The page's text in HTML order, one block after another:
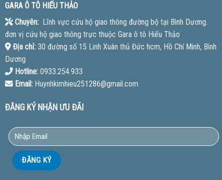
GARA Ô TÔ HIẾU THẢO
Chuyên:Lĩnh vực cứu hộ giao thông đường bộ tại Bình Dương.
đơn vị cứu hộ giao thông trực thuộc Gara ô tô Hiếu Thảo
Địa chỉ:30 đường số 15 Linh Xuân thủ Đức hcm, Hồ Chí Minh, Bình
Dương
Hotline:0933.254.933
Email:Huynhkimhieu251286@gmail.com
ĐĂNG KÝ NHẬN ƯU ĐÃI